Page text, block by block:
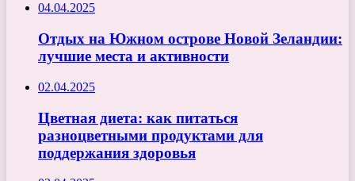
04.04.2025
Отдых на Южном острове Новой Зеландии:
лучшие места и активности
02.04.2025
Цветная диета: как питаться
разноцветными продуктами для
поддержания здоровья